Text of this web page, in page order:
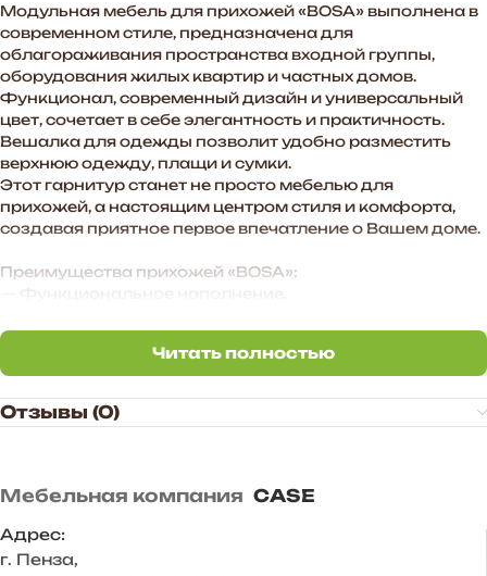
Модульная мебель для прихожей «BOSA» выполнена в
современном стиле, предназначена для
облагораживания пространства входной группы,
оборудования жилых квартир и частных домов.
Функционал, современный дизайн и универсальный
цвет, сочетает в себе элегантность и практичность.
Вешалка для одежды позволит удобно разместить
верхнюю одежду, плащи и сумки.
Этот гарнитур станет не просто мебелью для
прихожей, а настоящим центром стиля и комфорта,
создавая приятное первое впечатление о Вашем доме.
Преимущества прихожей «BOSA»:
создают атмосферу уюта в помещении.
— Произвольное расположение модулей. Также есть
возможность дополнить комплект новыми модулями в
высоту и ширину.
— Стильное цветовое сочетание подходит для
Корпус ЛДСП Венге
Задняя стенка – ХДФ 3 мм
Размер комплекта, мм: 1600*2176*443
Читать полностью
Читать полностью
Отзывы (0)
Мебельная компания CASE
Адрес:
г. Пенза,